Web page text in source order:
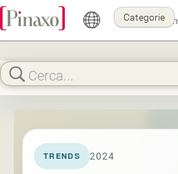
Modalità
Categorie
TRENDS 2024